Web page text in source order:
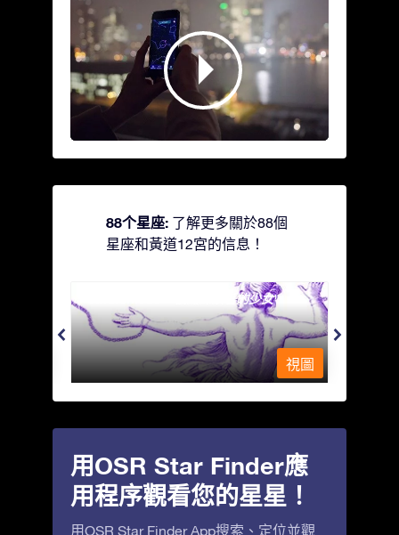
88个星座: 了解更多關於88個
星座和黃道12宮的信息！
Andromeda - 被鐵鍊鎖著的少女
視圖
用OSR Star Finder應
用程序觀看您的星星！
用OSR Star Finder App搜索、定位並觀